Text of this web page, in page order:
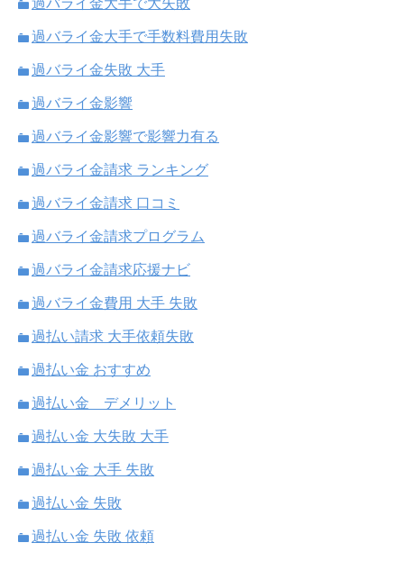
過バライ金大手で大失敗
過バライ金大手で手数料費用失敗
過バライ金失敗 大手
過バライ金影響
過バライ金影響で影響力有る
過バライ金請求 ランキング
過バライ金請求 口コミ
過バライ金請求プログラム
過バライ金請求応援ナビ
過バライ金費用 大手 失敗
過払い請求 大手依頼失敗
過払い金 おすすめ
過払い金 デメリット
過払い金 大失敗 大手
過払い金 大手 失敗
過払い金 失敗
過払い金 失敗 依頼